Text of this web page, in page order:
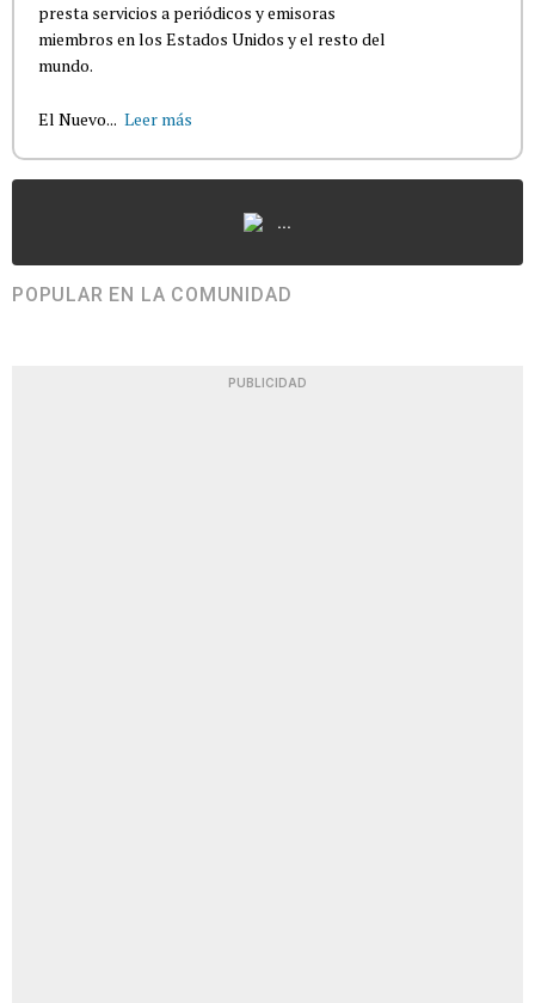
presta servicios a periódicos y emisoras
miembros en los Estados Unidos y el resto del
mundo.
El Nuevo... Leer más
...
POPULAR EN LA COMUNIDAD
PUBLICIDAD